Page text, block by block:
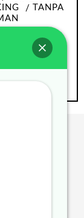
TANPA
tanpa